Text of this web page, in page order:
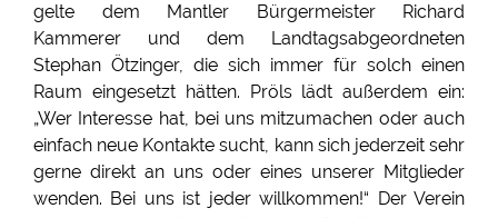
gelte dem Mantler Bürgermeister Richard
Kammerer und dem Landtagsabgeordneten
Stephan Ötzinger, die sich immer für solch einen
Raum eingesetzt hätten. Pröls lädt außerdem ein:
„Wer Interesse hat, bei uns mitzumachen oder auch
einfach neue Kontakte sucht, kann sich jederzeit sehr
gerne direkt an uns oder eines unserer Mitglieder
wenden. Bei uns ist jeder willkommen!“ Der Verein